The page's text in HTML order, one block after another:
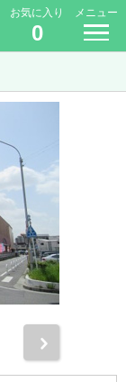
お気に入り
0
メニュー